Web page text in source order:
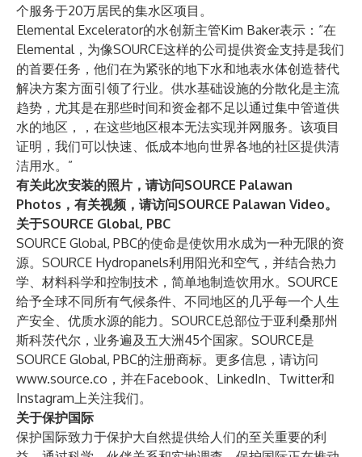
个服务于20万居民的集水区项目。
Elemental Excelerator的水创新主管Kim Baker表示：“在
Elemental，为像SOURCE这样的公司提供资金支持是我们
的首要任务，他们在为紧张的地下水和地表水体创造替代
解决方案方面引领了行业。供水基础设施的分散化是主流
趋势，尤其是在那些时间和资金都不足以通过集中管道供
水的地区，，在这些地区根本无法实现并网服务。该项目
证明，我们可以快速、低成本地向世界各地的社区提供清
洁用水。”
有关此次安装的照片，请访问SOURCE Palawan
Photos ，有关视频，请访问SOURCE Palawan Video。
关于SOURCE Global, PBC
SOURCE Global, PBC的使命是使饮用水成为一种无限的资
源。SOURCE Hydropanels利用阳光和空气，并结合热力
学、材料科学和控制技术，简单地制造饮用水。SOURCE
给予全球不同所有气候条件、不同地区的几乎每一个人生
产安全、优质水源的能力。SOURCE总部位于亚利桑那州
斯科茨代尔，业务遍及五大洲45个国家。SOURCE是
SOURCE Global, PBC的注册商标。更多信息，请访问
www.source.co ，并在Facebook、 LinkedIn、 Twitter和
Instagram上关注我们。
关于保护国际
保护国际致力于保护大自然提供给人们的至关重要的利